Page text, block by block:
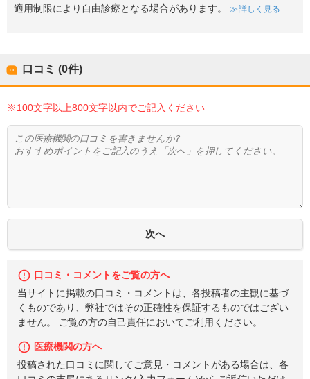
適用制限により自由診療となる場合があります。
詳しく見る
口コミ (0件)
※100文字以上800文字以内でご記入ください
口コミ・コメントをご覧の方へ
当サイトに掲載の口コミ・コメントは、各投稿者の主観に基づ
くものであり、弊社ではその正確性を保証するものではござい
ません。 ご覧の方の自己責任においてご利用ください。
医療機関の方へ
投稿された口コミに関してご意見・コメントがある場合は、各